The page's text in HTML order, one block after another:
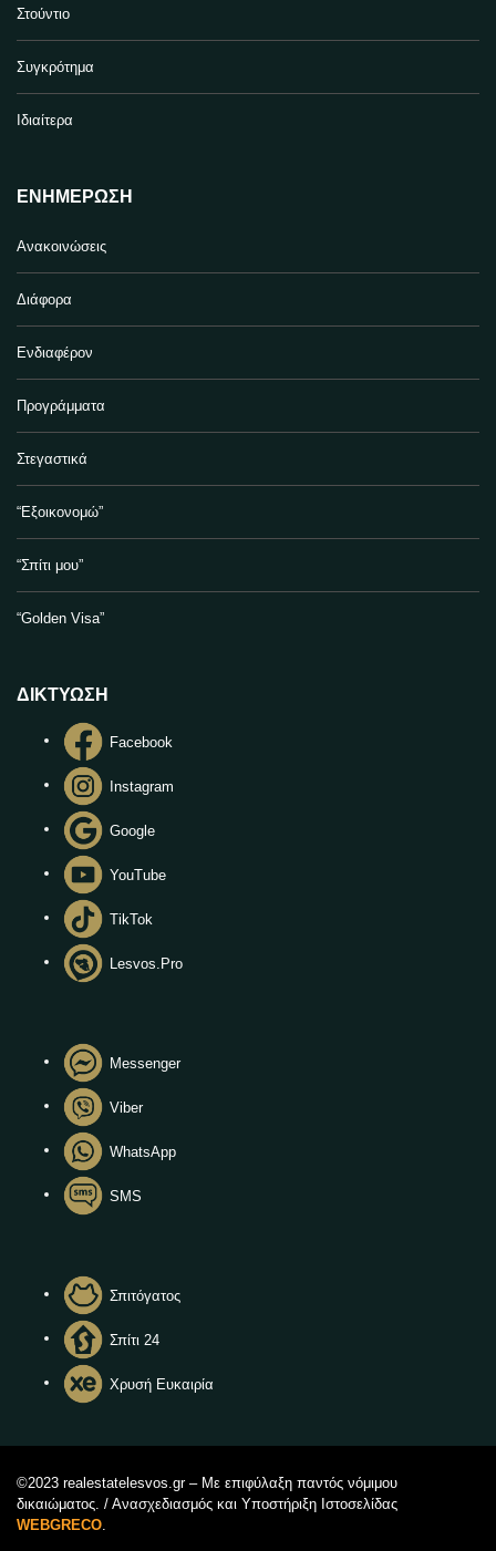
Στούντιο
Συγκρότημα
Ιδιαίτερα
ΕΝΗΜΈΡΩΣΗ
Ανακοινώσεις
Διάφορα
Ενδιαφέρον
Προγράμματα
Στεγαστικά
“Εξοικονομώ”
“Σπίτι μου”
“Golden Visa”
ΔΙΚΤΥΩΣΗ
Facebook
Instagram
Google
YouTube
TikTok
Lesvos.Pro
Messenger
Viber
WhatsApp
SMS
Σπιτόγατος
Σπίτι 24
Χρυσή Ευκαιρία
©2023 realestatelesvos.gr – Με επιφύλαξη παντός νόμιμου
δικαιώματος. / Ανασχεδιασμός και Υποστήριξη Ιστοσελίδας
WEBGRECO.